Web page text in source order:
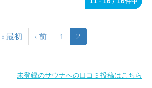
11 - 16 / 16件中
« 最初 ‹ 前 1 2
未登録のサウナへの口コミ投稿はこちら